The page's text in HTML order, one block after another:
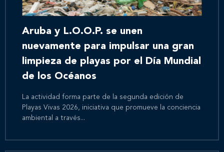
Aruba y L.O.O.P. se unen
nuevamente para impulsar una gran
limpieza de playas por el Día Mundial
de los Océanos
La actividad forma parte de la segunda edición de
Playas Vivas 2026, iniciativa que promueve la conciencia
ambiental a través...